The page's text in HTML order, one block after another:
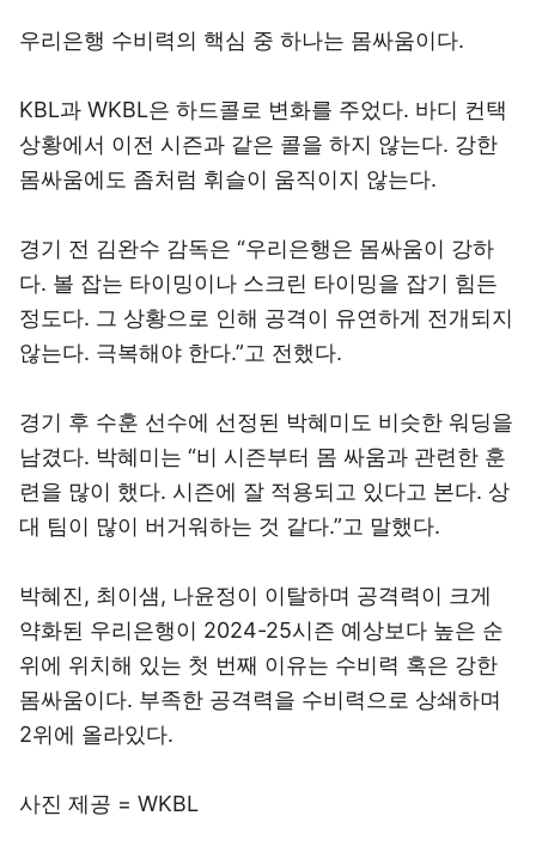
우리은행 수비력의 핵심 중 하나는 몸싸움이다.
KBL과 WKBL은 하드콜로 변화를 주었다. 바디 컨택
상황에서 이전 시즌과 같은 콜을 하지 않는다. 강한
몸싸움에도 좀처럼 휘슬이 움직이지 않는다.
경기 전 김완수 감독은 “우리은행은 몸싸움이 강하
다. 볼 잡는 타이밍이나 스크린 타이밍을 잡기 힘든
정도다. 그 상황으로 인해 공격이 유연하게 전개되지
않는다. 극복해야 한다.”고 전했다.
경기 후 수훈 선수에 선정된 박혜미도 비슷한 워딩을
남겼다. 박혜미는 “비 시즌부터 몸 싸움과 관련한 훈
련을 많이 했다. 시즌에 잘 적용되고 있다고 본다. 상
대 팀이 많이 버거워하는 것 같다.”고 말했다.
박혜진, 최이샘, 나윤정이 이탈하며 공격력이 크게
약화된 우리은행이 2024-25시즌 예상보다 높은 순
위에 위치해 있는 첫 번째 이유는 수비력 혹은 강한
몸싸움이다. 부족한 공격력을 수비력으로 상쇄하며
2위에 올라있다.
사진 제공 = WKBL